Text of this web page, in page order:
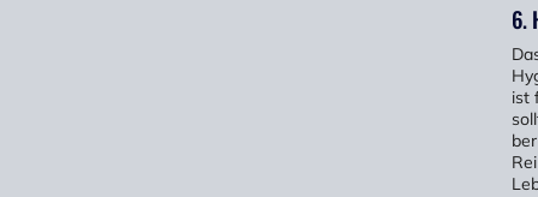
6.
ist